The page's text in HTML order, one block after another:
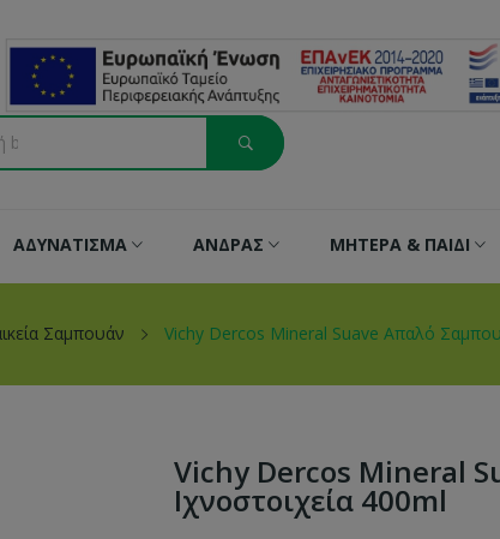
ΑΔΥΝΑΤΙΣΜΑ ΑΝΔΡΑΣ ΜΗΤΕΡΑ & ΠΑΙΔΙ
Σαμπουάν Vichy Dercos Mineral Suave Απαλό
Vichy Dercos Mineral
Ιχνοστοιχεία 400ml